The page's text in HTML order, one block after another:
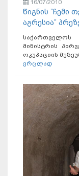
16/07/2010
წიგნის
აგრესია”
მინისტრის
ოკუპაციის
ვრცლად